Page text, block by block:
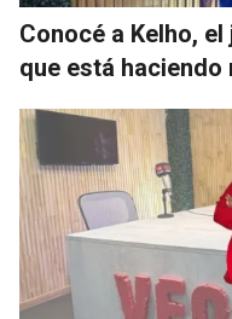
Conocé a Kelho,
que está haciendo